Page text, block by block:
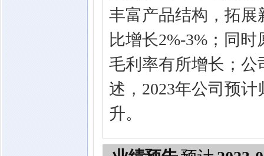
丰富产品结构，拓展
比增长2%-3%；同
毛利率有所增长；
述，2023年公司预
升。